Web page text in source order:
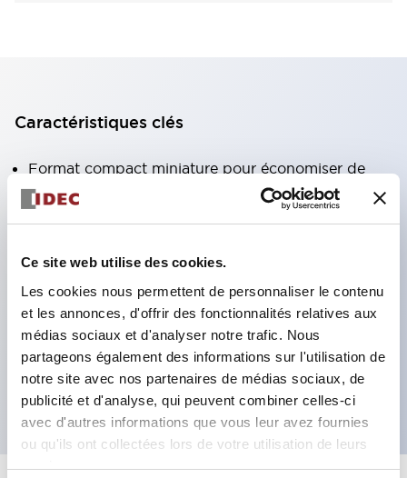
Ce site web utilise des cookies.
Les cookies nous permettent de personnaliser le contenu
et les annonces, d'offrir des fonctionnalités relatives aux
médias sociaux et d'analyser notre trafic. Nous
partageons également des informations sur l'utilisation de
notre site avec nos partenaires de médias sociaux, de
publicité et d'analyse, qui peuvent combiner celles-ci
avec d'autres informations que vous leur avez fournies
ou qu'ils ont collectées lors de votre utilisation de leurs
services.
Caractéristiques clés
Format compact miniature pour économiser de
l'espace
Contacts AgCdO SPDT, DPDT, 3PDT ou 4PDT
Options comprenant un voyant lumineux et un
bouton de vérification
Options de montage incluant montage supérieur,
socle DIN ou socle de montage sur panneau